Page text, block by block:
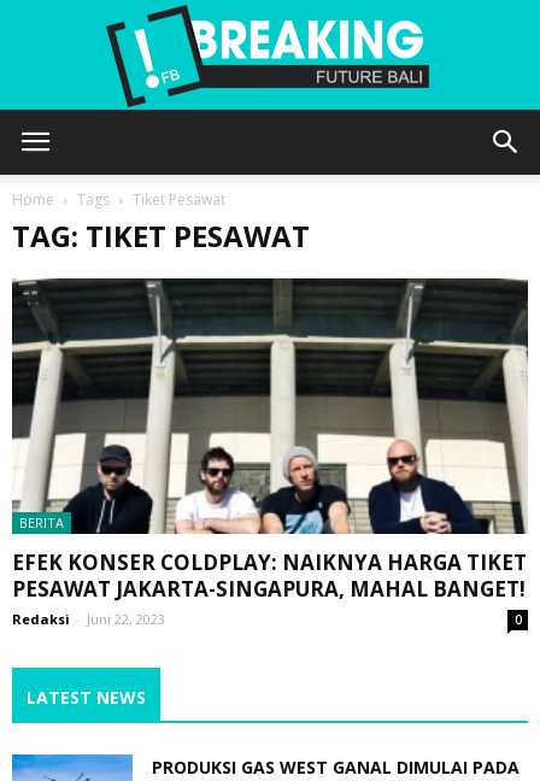
Home Tags Tiket Pesawat
TAG: TIKET PESAWAT
BERITA
EFEK KONSER COLDPLAY: NAIKNYA HARGA TIKET
PESAWAT JAKARTA-SINGAPURA, MAHAL BANGET!
Redaksi - Juni 22, 2023 0
LATEST NEWS
PRODUKSI GAS WEST GANAL DIMULAI PADA